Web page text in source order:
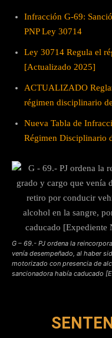
Infracción G-69:
PNP Ley 30714
Ley 30714 Regula el
[Actualizado 2025]
ACTUALIZADO
régimen disciplinario
Nueva Tabla de
Régimen Disciplinario
G – 69.- PJ ordena la
venía desempeñado, al haber
motorizado con presencia de
sancionadora había caducado